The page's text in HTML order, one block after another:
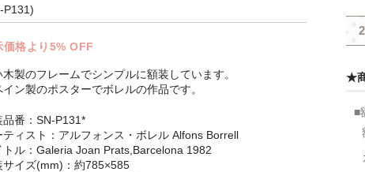
P131)
価格より5% OFF
木製のフレームでシンプルに額装しています。
イン製のポスターでボレルの作品です。
品番：SN-P131*
ティスト：アルフォンス・ボレル Alfons Borrell
トル：Galeria Joan Prats,Barcelona 1982
サイズ(mm)：約785×585
★
■